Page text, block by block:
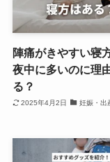
陣痛がきやすい寝
夜中に多いのに理
る？
2025年4月2日 妊娠・出